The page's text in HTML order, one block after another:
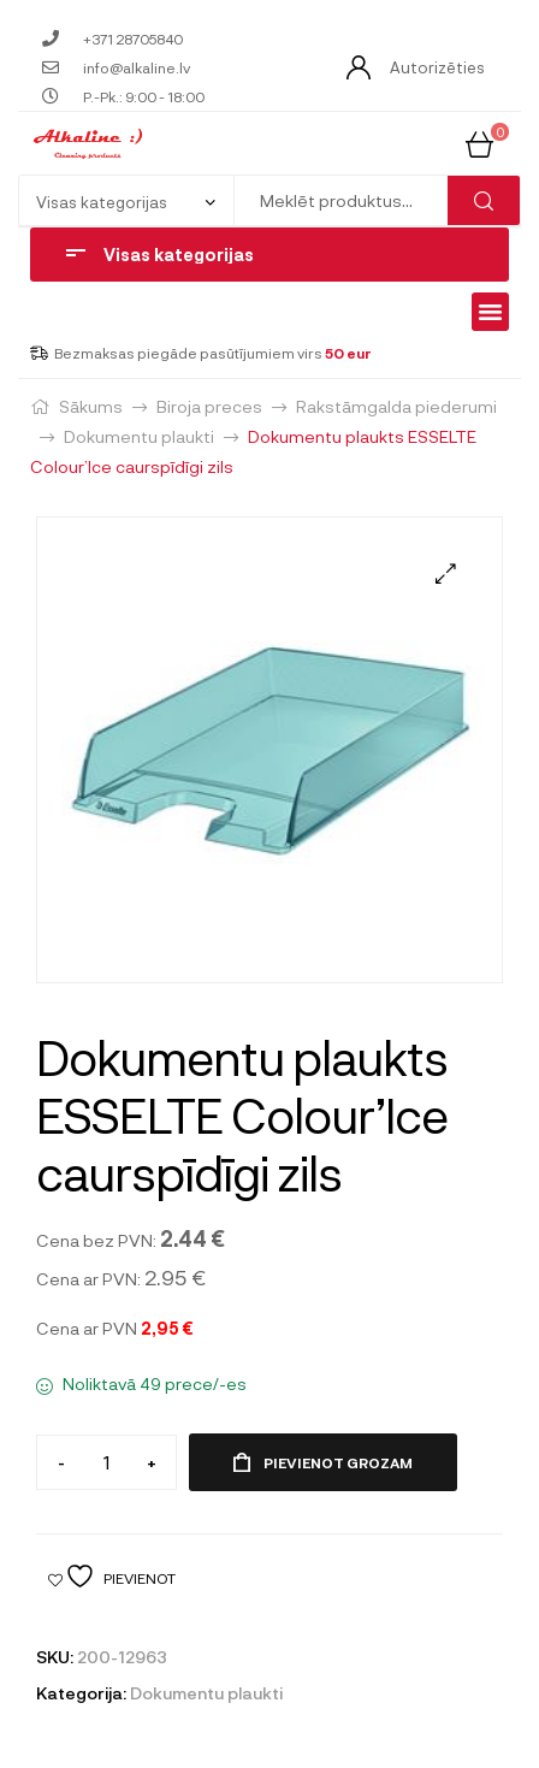
+371 28705840
info@alkaline.lv
P.-Pk.: 9:00 - 18:00
Autorizēties
0
Visas kategorijas
Bezmaksas piegāde pasūtījumiem virs 50 eur
Sākums Biroja preces
Rakstāmgalda piederumi
Dokumentu plaukti
Dokumentu plaukts ESSELTE
Colour’Ice caurspīdīgi zils
Dokumentu plaukts
ESSELTE Colour’Ice
caurspīdīgi zils
Cena bez PVN: 2.44 €
Cena ar PVN: 2.95 €
Cena ar PVN 2,95 €
Noliktavā 49 prece/-es
- + PIEVIENOT GROZAM
PIEVIENOT
SKU: 200-12963
Kategorija: Dokumentu plaukti